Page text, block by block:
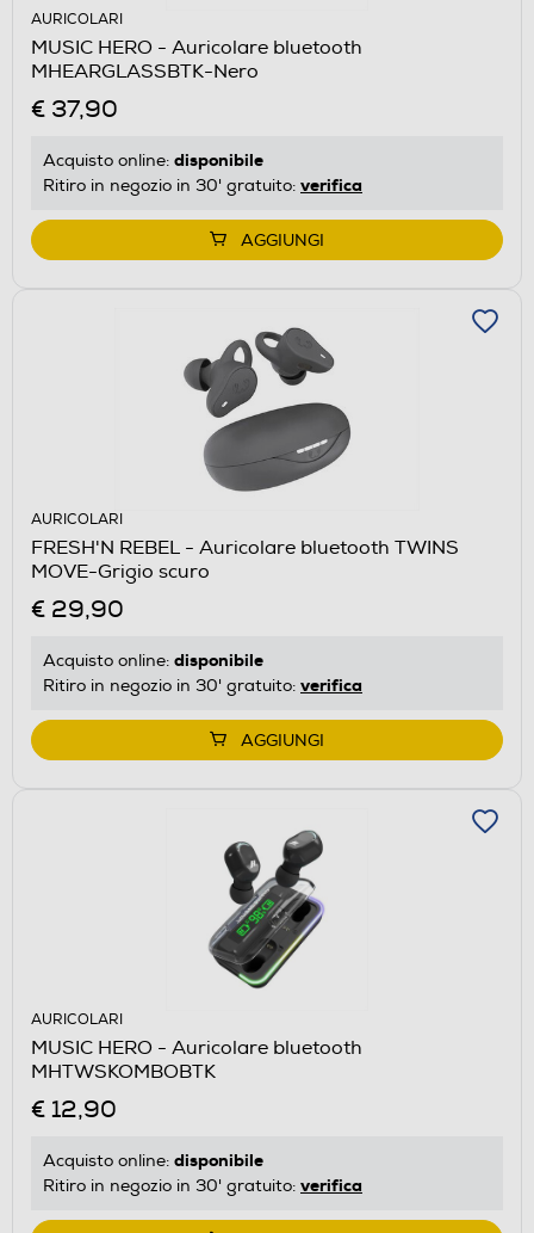
AURICOLARI
MUSIC HERO - Auricolare bluetooth
MHEARGLASSBTK-Nero
€ 37,90
Acquisto online: disponibile
Ritiro in negozio in 30' gratuito: verifica
AGGIUNGI
AURICOLARI
FRESH'N REBEL - Auricolare bluetooth TWINS
MOVE-Grigio scuro
€ 29,90
Acquisto online: disponibile
Ritiro in negozio in 30' gratuito: verifica
AGGIUNGI
AURICOLARI
MUSIC HERO - Auricolare bluetooth
MHTWSKOMBOBTK
€ 12,90
Acquisto online: disponibile
Ritiro in negozio in 30' gratuito: verifica